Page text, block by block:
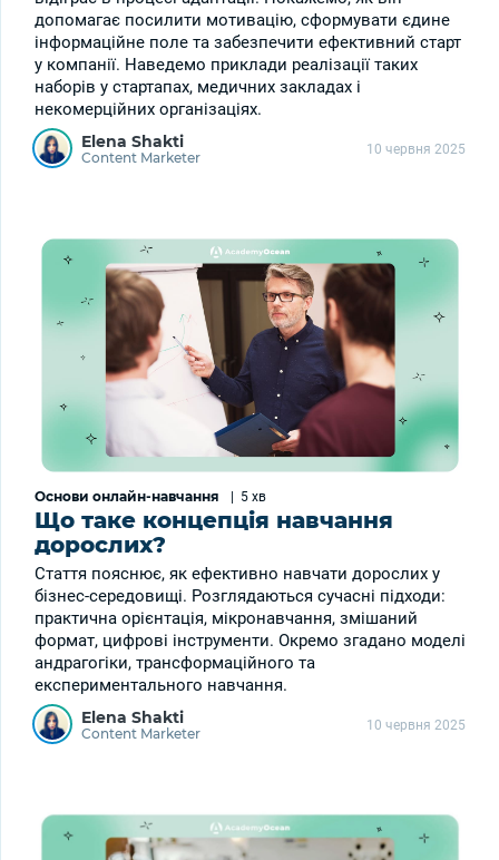
допомагає посилити мотивацію, сформувати єдине
інформаційне поле та забезпечити ефективний старт
у компанії. Наведемо приклади реалізації таких
наборів у стартапах, медичних закладах і
некомерційних організаціях.
Elena Shakti
Content Marketer 10 червня 2025
Основи онлайн-навчання 5 хв
Що таке концепція навчання
дорослих?
Стаття пояснює, як ефективно навчати дорослих у
бізнес-середовищі. Розглядаються сучасні підходи:
практична орієнтація, мікронавчання, змішаний
формат, цифрові інструменти. Окремо згадано моделі
андрагогіки, трансформаційного та
експериментального навчання.
Elena Shakti
Content Marketer 10 червня 2025